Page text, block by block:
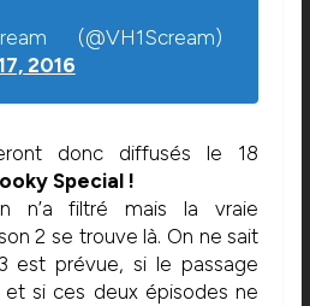
(@VH1Scream)
2016
donc diffusés le 18
Special !
n’a filtré mais la vraie
2 se trouve là. On ne sait
est prévue, si le passage
si ces deux épisodes ne